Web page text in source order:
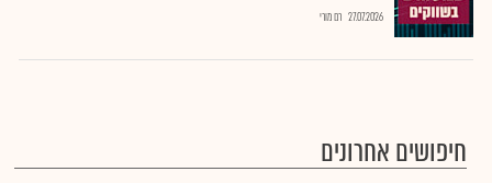
27.07.2026 רם מורי
חיפושים אחרונים